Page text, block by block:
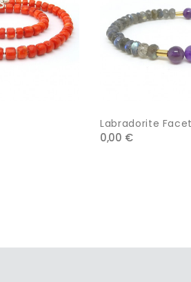
Labradorite
0,00 €